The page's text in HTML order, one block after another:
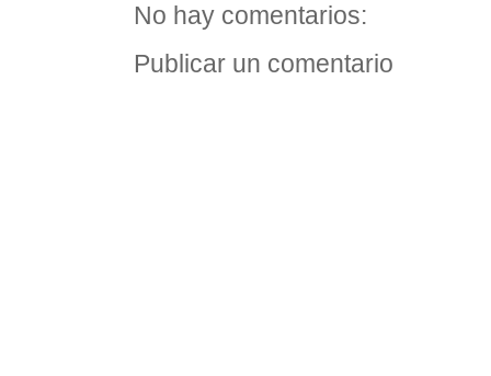
No hay comentarios:
Publicar un comentario